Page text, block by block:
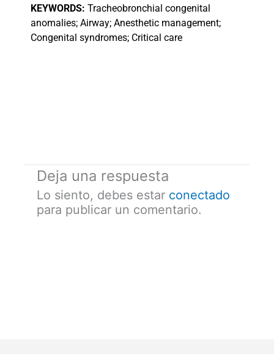
KEYWORDS: Tracheobronchial congenital
anomalies; Airway; Anesthetic management;
Congenital syndromes; Critical care
Deja una respuesta
Lo siento, debes estar conectado
para publicar un comentario.